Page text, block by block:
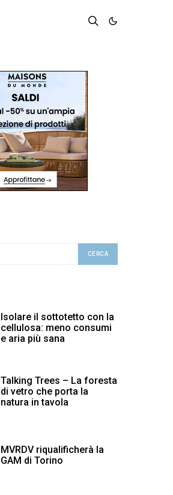
CERCA
Isolare il sottotetto con la
cellulosa: meno consumi
e aria più sana
Talking Trees – La foresta
di vetro che porta la
natura in tavola
MVRDV riqualificherà la
GAM di Torino